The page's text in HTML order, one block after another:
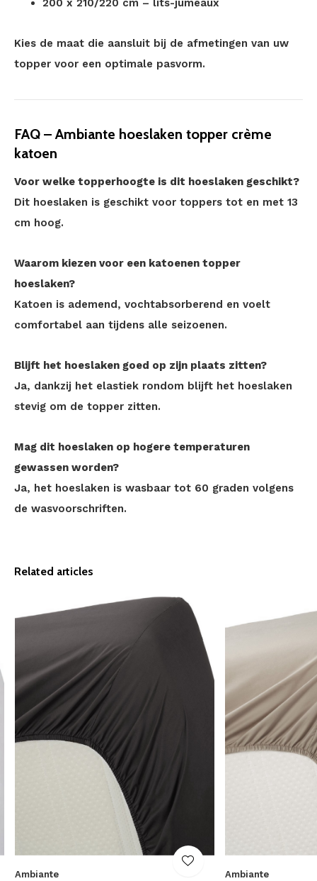
200 x 210/220 cm – lits-jumeaux
Kies de maat die aansluit bij de afmetingen van uw
topper voor een optimale pasvorm.
FAQ – Ambiante hoeslaken topper crème
katoen
Voor welke topperhoogte is dit hoeslaken geschikt?
Dit hoeslaken is geschikt voor toppers tot en met 13
cm hoog.
Waarom kiezen voor een katoenen topper
hoeslaken?
Katoen is ademend, vochtabsorberend en voelt
comfortabel aan tijdens alle seizoenen.
Blijft het hoeslaken goed op zijn plaats zitten?
Ja, dankzij het elastiek rondom blijft het hoeslaken
stevig om de topper zitten.
Mag dit hoeslaken op hogere temperaturen
gewassen worden?
Ja, het hoeslaken is wasbaar tot 60 graden volgens
de wasvoorschriften.
Related articles
Ambiante Ambiante